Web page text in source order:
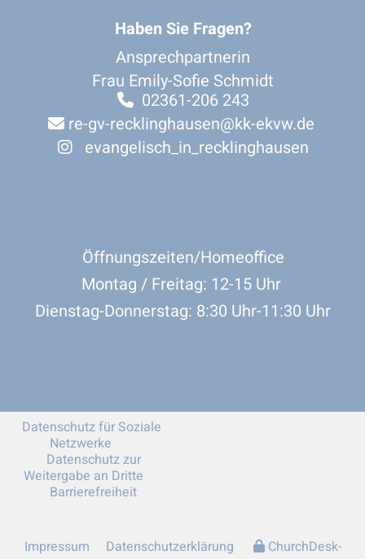
Haben Sie Fragen?
Ansprechpartnerin
Frau Emily-Sofie Schmidt
02361-206 243
re-gv-recklinghausen@kk-ekvw.de
 evangelisch_in_recklinghausen
Öffnungszeiten/Homeoffice
Montag / Freitag: 12-15 Uhr
Dienstag-Donnerstag: 8:30 Uhr-11:30 Uhr
Datenschutz für Soziale
Netzwerke
Datenschutz zur
Weitergabe an Dritte
Barrierefreiheit
Impressum Datenschutzerklärung ChurchDesk-